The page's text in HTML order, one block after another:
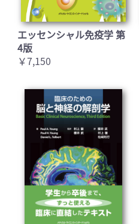
エッセンシャル免疫学 第
4版
￥7,150